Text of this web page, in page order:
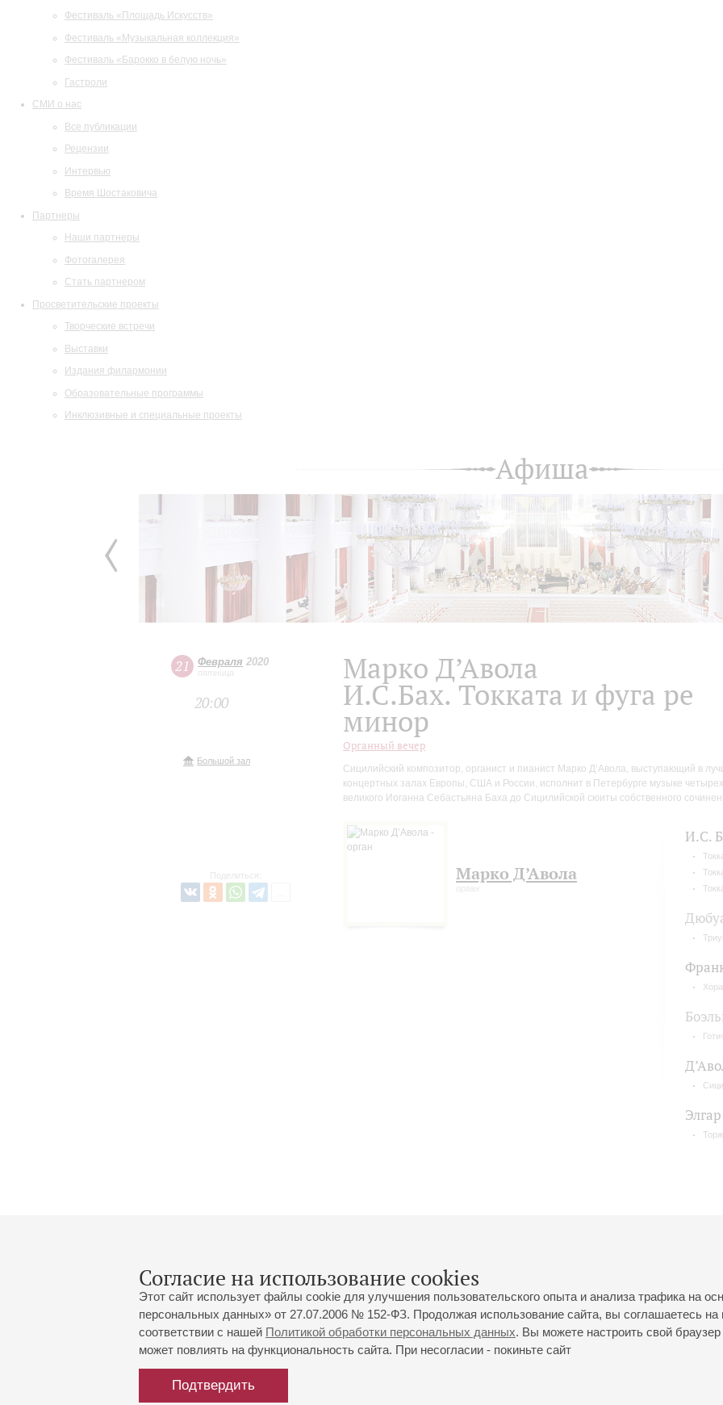
Фестиваль «Площадь Искусств»
Фестиваль «Музыкальная коллекция»
Фестиваль «Барокко в белую ночь»
Гастроли
СМИ о нас
Все публикации
Рецензии
Интервью
Время Шостаковича
Партнеры
Наши партнеры
Фотогалерея
Стать партнером
Просветительские проекты
Творческие встречи
Выставки
Издания филармонии
Образовательные программы
Инклюзивные и специальные проекты
Согласие на использование cookies
Этот сайт использует файлы cookie для улучшения пользовательского опыта и анализа трафика на
персональных данных» от 27.07.2006 № 152-ФЗ. Продолжая использование сайта, вы соглашаетесь
соответствии с нашей Политикой обработки персональных данных. Вы можете настроить свой
может повлиять на функциональность сайта. При несогласии - покиньте сайт
Подтвердить
Афиша
21 Февраля 2020
пятница
20:00
Большой зал
Поделиться:
Марко Д’Авола
И.С.Бах. Токката и фуга ре
минор
Органный вечер
Сицилийский композитор, органист и пианист Марко Д’Авола, выступающий в
концертных залах Европы, США и России, исполнит в Петербурге музыке четырех
великого Иоганна Себастьяна Баха до Сицилийской сюиты собственного
Марко Д’Авола
орган
И.С.
Элгар
Большой зал:
191186, Санкт-Петербург, Михайловская ул., 2